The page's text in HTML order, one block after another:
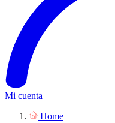
Mi cuenta
Home